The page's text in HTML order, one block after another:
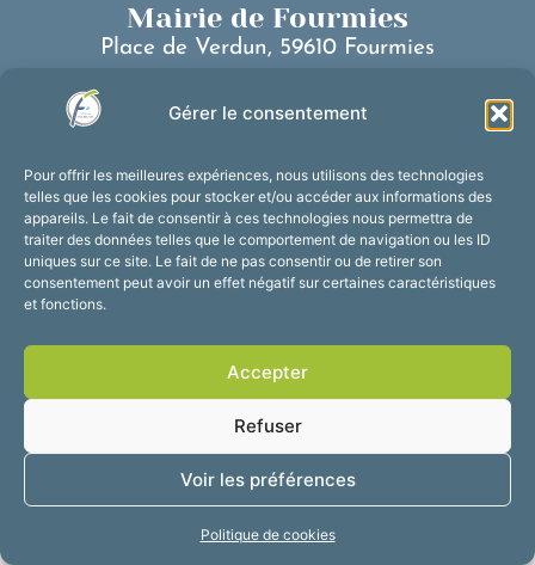
Gérer le consentement
Pour offrir les meilleures expériences, nous utilisons des technologies
telles que les cookies pour stocker et/ou accéder aux informations des
appareils. Le fait de consentir à ces technologies nous permettra de
traiter des données telles que le comportement de navigation ou les ID
uniques sur ce site. Le fait de ne pas consentir ou de retirer son
consentement peut avoir un effet négatif sur certaines caractéristiques
et fonctions.
Accepter
Refuser
Voir les préférences
Politique de cookies
Mairie de Fourmies
Place de Verdun, 59610 Fourmies
Nous contacter
Du lundi au vendredi :
de 8h30 à 12h et de 13h30 à 17h30
Suivez-nous !
Mentions légales
Plan du site
Confidentialité
2025 © Propulsé par
Utopia